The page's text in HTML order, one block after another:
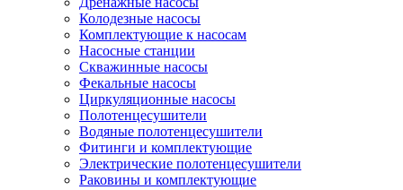
Колодезные насосы
Комплектующие к насосам
Насосные станции
Скважинные насосы
Фекальные насосы
Циркуляционные насосы
Полотенцесушители
Водяные полотенцесушители
Фитинги и комплектующие
Электрические полотенцесушители
Раковины и комплектующие